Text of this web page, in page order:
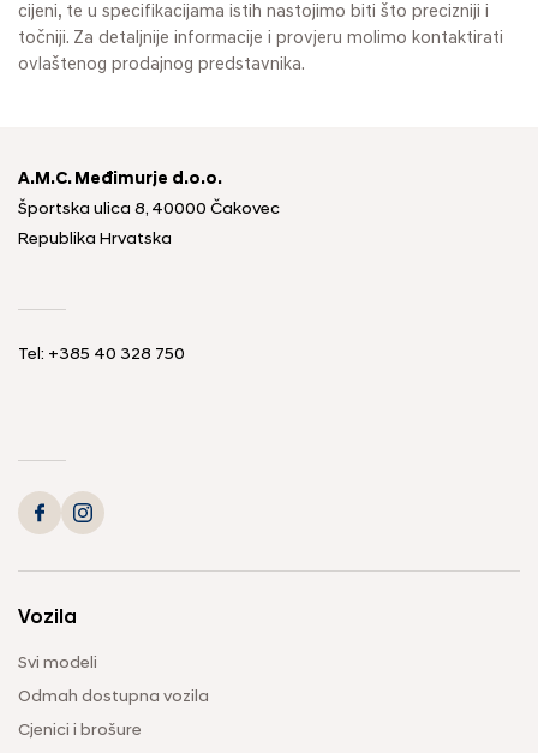
cijeni, te u specifikacijama istih nastojimo biti što precizniji i
točniji. Za detaljnije informacije i provjeru molimo kontaktirati
ovlaštenog prodajnog predstavnika.
A.M.C. Međimurje d.o.o.
Športska ulica 8, 40000 Čakovec
Republika Hrvatska
Tel: +385 40 328 750
Vozila
Svi modeli
Odmah dostupna vozila
Cjenici i brošure